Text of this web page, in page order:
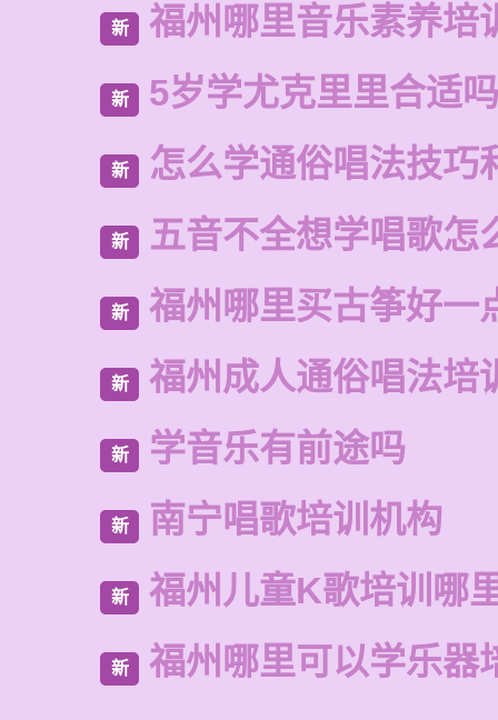
新 福州哪里音乐素养培
新 5岁学尤克里里合适吗
新 怎么学通俗唱法技巧
新 五音不全想学唱歌怎
新 福州哪里买古筝好一
新 福州成人通俗唱法培
新 学音乐有前途吗
新 南宁唱歌培训机构
新 福州儿童K歌培训哪
新 福州哪里可以学乐器